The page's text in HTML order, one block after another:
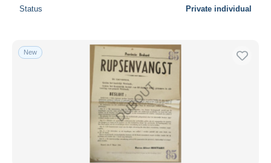
Status Private individual
New